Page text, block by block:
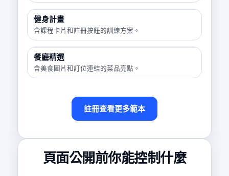
健身計畫
含課程卡片和註冊按鈕的訓練方案。
餐廳精選
含美食圖片和訂位連結的菜品亮點。
註冊查看更多範本
頁面公開前你能控制什麼